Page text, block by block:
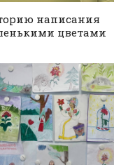
написания
цветами